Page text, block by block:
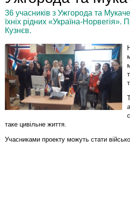
36 учасників з Ужгорода та
їхніх рідних «Україна-Норвегія».
Кузнєв.
таке цивільне життя.
Учасниками проекту можуть стати